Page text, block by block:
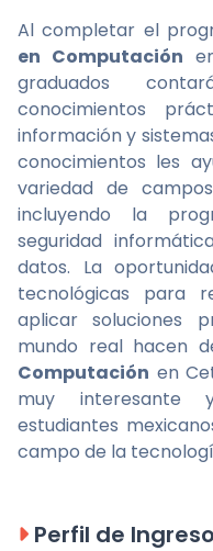
Al completar el
en Computación
graduados
conocimientos
información y
conocimientos les
variedad de
incluyendo la
seguridad
datos. La
tecnológicas para
aplicar soluciones
mundo real hacen
Computación en
muy interesante
estudiantes
campo de la
Perfil de Ingreso